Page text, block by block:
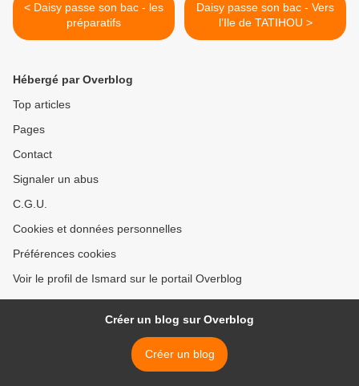
< Daisy passe son bac - les
préparatifs
Daisy passe son bac - Vers
l’Ile de TATIHOU >
Hébergé par Overblog
Top articles
Pages
Contact
Signaler un abus
C.G.U.
Cookies et données personnelles
Préférences cookies
Voir le profil de Ismard sur le portail Overblog
Créer un blog sur Overblog
Créer un blog